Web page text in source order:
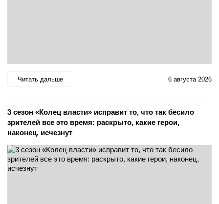
Читать дальше 6 августа 2026
3 сезон «Колец власти» исправит то, что так бесило
зрителей все это время: раскрыто, какие герои,
наконец, исчезнут